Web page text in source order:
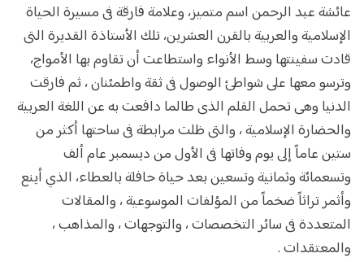
عائشة عبد الرحمن اسم متميز، وعلامة فارقة فى مسيرة الحياة
الإسلامية والعربية بالقرن العشرين، تلك الأستاذة القديرة التى
قادت سفينتها وسط الأنواء واستطاعت أن تقاوم بها الأمواج،
وترسو معها على شواطئ الوصول فى ثقة واطمئنان ، ثم فارقت
الدنيا وهى تحمل القلم الذى طالما دافعت به عن اللغة العربية
والحضارة الإسلامية ، والتى ظلت مرابطة فى ساحتها أكثر من
ستين عاماً إلى يوم وفاتها فى الأول من ديسمبر عام ألف
وتسعمائة وثمانية وتسعين بعد حياة حافلة بالعطاء، الذي أينع
وأثمر تراثاً ضخماً من المؤلفات الموسوعية ، والمقالات
المتعددة فى سائر التخصصات ، والتوجهات ، والمذاهب ،
والمعتقدات .